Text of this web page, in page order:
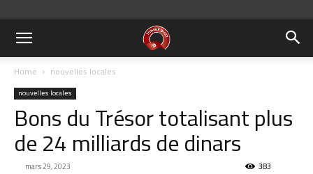
Home nouvelles locales
nouvelles locales
Bons du Trésor totalisant plus
de 24 milliards de dinars
mars 29, 2023 383